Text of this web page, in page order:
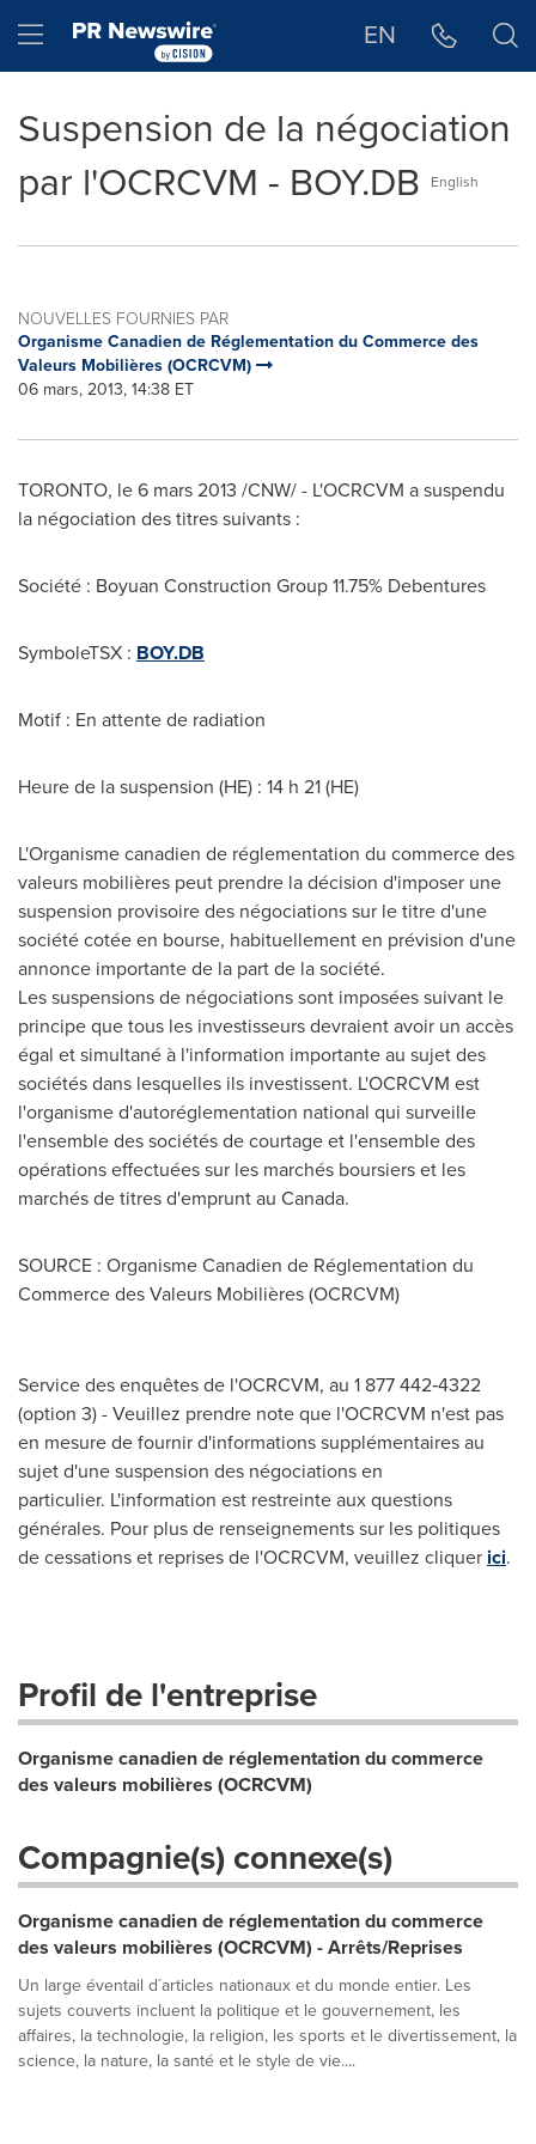
Hamburger menu EN
Suspension de la négociation
par l'OCRCVM - BOY.DB
English
NOUVELLES FOURNIES PAR
Organisme Canadien de Réglementation du Commerce des
Valeurs Mobilières (OCRCVM)
06 mars, 2013, 14:38 ET
TORONTO, le 6 mars 2013 /CNW/ - L'OCRCVM a suspendu
la négociation des titres suivants :
Société : Boyuan Construction Group 11.75% Debentures
SymboleTSX : BOY.DB
Motif : En attente de radiation
Heure de la suspension (HE) : 14 h 21 (HE)
L'Organisme canadien de réglementation du commerce des
valeurs mobilières peut prendre la décision d'imposer une
suspension provisoire des négociations sur le titre d'une
société cotée en bourse, habituellement en prévision d'une
annonce importante de la part de la société.
Les suspensions de négociations sont imposées suivant le
principe que tous les investisseurs devraient avoir un accès
égal et simultané à l'information importante au sujet des
sociétés dans lesquelles ils investissent. L'OCRCVM est
l'organisme d'autoréglementation national qui surveille
l'ensemble des sociétés de courtage et l'ensemble des
opérations effectuées sur les marchés boursiers et les
marchés de titres d'emprunt au Canada.
SOURCE : Organisme Canadien de Réglementation du
Commerce des Valeurs Mobilières (OCRCVM)
Service des enquêtes de l'OCRCVM, au 1 877 442‑4322
(option 3) - Veuillez prendre note que l'OCRCVM n'est pas
en mesure de fournir d'informations supplémentaires au
sujet d'une suspension des négociations en
particulier. L'information est restreinte aux questions
générales. Pour plus de renseignements sur les politiques
de cessations et reprises de l'OCRCVM, veuillez cliquer ici.
Profil de l'entreprise
Organisme canadien de réglementation du commerce
des valeurs mobilières (OCRCVM)
Compagnie(s) connexe(s)
Organisme canadien de réglementation du commerce
des valeurs mobilières (OCRCVM) - Arrêts/Reprises
Un large éventail d´articles nationaux et du monde entier. Les
sujets couverts incluent la politique et le gouvernement, les
affaires, la technologie, la religion, les sports et le divertissement, la
science, la nature, la santé et le style de vie....